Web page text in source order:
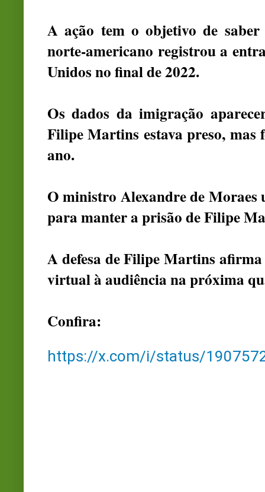
A ação tem o objetivo de
norte-americano registrou a
Unidos no final de 2022.
Os dados da imigração
Filipe Martins estava preso, mas
ano.
O ministro Alexandre de Moraes
para manter a prisão de Filipe
A defesa de Filipe Martins
virtual à audiência na próxima
Confira:
https://x.com/i/status/